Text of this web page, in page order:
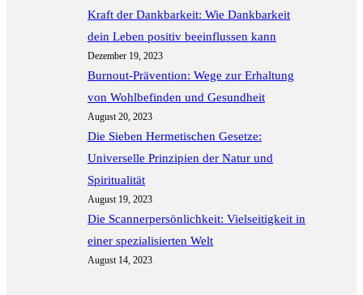
Kraft der Dankbarkeit: Wie Dankbarkeit
dein Leben positiv beeinflussen kann
Dezember 19, 2023
Burnout-Prävention: Wege zur Erhaltung
von Wohlbefinden und Gesundheit
August 20, 2023
Die Sieben Hermetischen Gesetze:
Universelle Prinzipien der Natur und
Spiritualität
August 19, 2023
Die Scannerpersönlichkeit: Vielseitigkeit in
einer spezialisierten Welt
August 14, 2023